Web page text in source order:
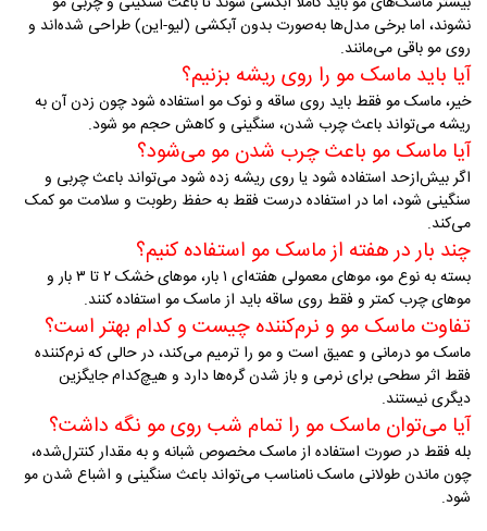
نشوند، اما برخی مدل‌ها به‌صورت بدون آبکشی (لیو-این) طراحی شده‌اند و
روی مو باقی می‌مانند.
آیا باید ماسک مو را روی ریشه بزنیم؟
خیر، ماسک مو فقط باید روی ساقه و نوک مو استفاده شود چون زدن آن به
ریشه می‌تواند باعث چرب شدن، سنگینی و کاهش حجم مو شود.
آیا ماسک مو باعث چرب شدن مو می‌شود؟
اگر بیش‌ازحد استفاده شود یا روی ریشه زده شود می‌تواند باعث چربی و
سنگینی شود، اما در استفاده درست فقط به حفظ رطوبت و سلامت مو کمک
می‌کند.
چند بار در هفته از ماسک مو استفاده کنیم؟
بسته به نوع مو، موهای معمولی هفته‌ای ۱ بار، موهای خشک ۲ تا ۳ بار و
موهای چرب کمتر و فقط روی ساقه باید از ماسک مو استفاده کنند.
تفاوت ماسک مو و نرم‌کننده چیست و کدام بهتر است؟
ماسک مو درمانی و عمیق است و مو را ترمیم می‌کند، در حالی که نرم‌کننده
فقط اثر سطحی برای نرمی و باز شدن گره‌ها دارد و هیچ‌کدام جایگزین
دیگری نیستند.
آیا می‌توان ماسک مو را تمام شب روی مو نگه داشت؟
بله فقط در صورت استفاده از ماسک مخصوص شبانه و به مقدار کنترل‌شده،
چون ماندن طولانی ماسک نامناسب می‌تواند باعث سنگینی و اشباع شدن مو
شود.